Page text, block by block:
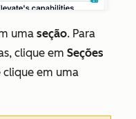
uma seção. Para
clique em Seções
clique em uma